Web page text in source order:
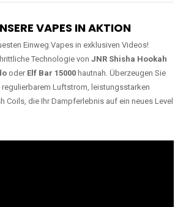
VAPES IN AKTION
Einweg Vapes in exklusiven Videos!
Technologie von JNR Shisha Hookah
oder Elf Bar 15000 hautnah. Überzeugen Sie
regulierbarem Luftstrom, leistungsstarken
Coils, die Ihr Dampferlebnis auf ein neues Level